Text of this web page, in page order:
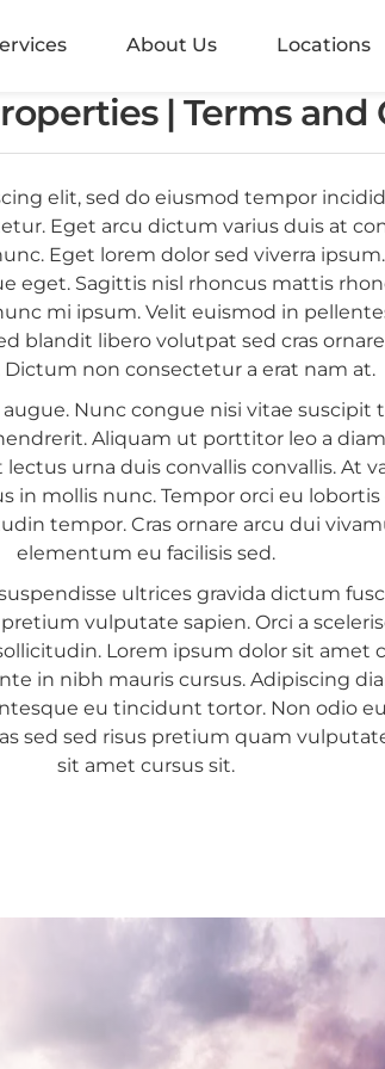
About Us Locations
| Terms and
elit, sed do eiusmod tempor
Eget arcu dictum varius duis at
Eget lorem dolor sed viverra
eget. Sagittis nisl rhoncus mattis
mi ipsum. Velit euismod in
blandit libero volutpat sed cras
Dictum non consectetur a erat nam at.
Nunc congue nisi vitae
Aliquam ut porttitor leo a
urna duis convallis convallis. At
in mollis nunc. Tempor orci eu
tempor. Cras ornare arcu dui
elementum eu facilisis sed.
ultrices gravida dictum
vulputate sapien. Orci a
Lorem ipsum dolor sit amet
in nibh mauris cursus. Adipiscing
eu tincidunt tortor. Non odio
sed sed risus pretium quam
sit amet cursus sit.